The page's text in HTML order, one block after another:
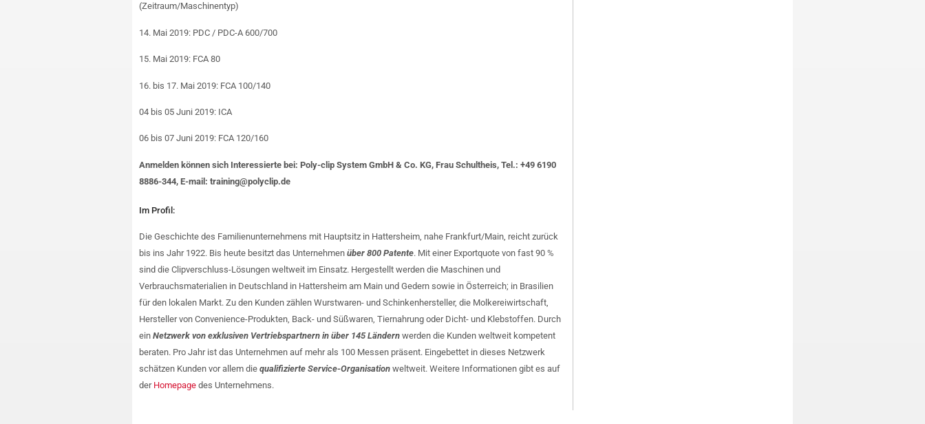
(Zeitraum/Maschinentyp)
14. Mai 2019: PDC / PDC-A 600/700
15. Mai 2019: FCA 80
16. bis 17. Mai 2019: FCA 100/140
04 bis 05 Juni 2019: ICA
06 bis 07 Juni 2019: FCA 120/160
Anmelden können sich Interessierte bei: Poly-clip System GmbH & Co. KG, Frau Schultheis, Tel.: +49 6190
8886-344, E-mail: training@polyclip.de
Im Profil:
Die Geschichte des Familienunternehmens mit Hauptsitz in Hattersheim, nahe Frankfurt/Main, reicht zurück
bis ins Jahr 1922. Bis heute besitzt das Unternehmen über 800 Patente. Mit einer Exportquote von fast 90 %
sind die Clipverschluss-Lösungen weltweit im Einsatz. Hergestellt werden die Maschinen und
Verbrauchsmaterialien in Deutschland in Hattersheim am Main und Gedern sowie in Österreich; in Brasilien
für den lokalen Markt. Zu den Kunden zählen Wurstwaren- und Schinkenhersteller, die Molkereiwirtschaft,
Hersteller von Convenience-Produkten, Back- und Süßwaren, Tiernahrung oder Dicht- und Klebstoffen. Durch
ein Netzwerk von exklusiven Vertriebspartnern in über 145 Ländern werden die Kunden weltweit kompetent
beraten. Pro Jahr ist das Unternehmen auf mehr als 100 Messen präsent. Eingebettet in dieses Netzwerk
schätzen Kunden vor allem die qualifizierte Service-Organisation weltweit. Weitere Informationen gibt es auf
der Homepage des Unternehmens.